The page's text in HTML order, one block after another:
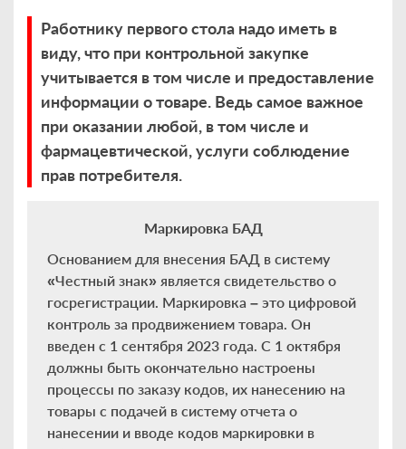
Работнику первого стола надо иметь в
виду, что при контрольной закупке
учитывается в том числе и предоставление
информации о товаре. Ведь самое важное
при оказании любой, в том числе и
фармацевтической, услуги соблюдение
прав потребителя.
Маркировка БАД
Основанием для внесения БАД в систему
«Честный знак» является свидетельство о
госрегистрации. Маркировка – это цифровой
контроль за продвижением товара. Он
введен с 1 сентября 2023 года. С 1 октября
должны быть окончательно настроены
процессы по заказу кодов, их нанесению на
товары с подачей в систему отчета о
нанесении и вводе кодов маркировки в